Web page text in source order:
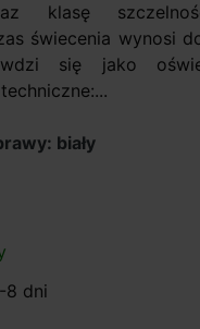
klasę
świecenia wynosi
się jako
biały
8 dni